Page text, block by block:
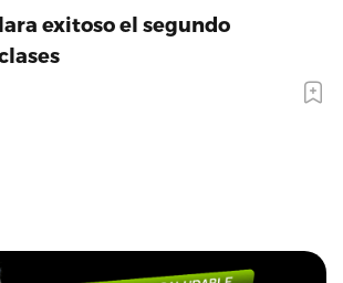
exitoso el segundo